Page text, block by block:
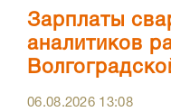
Зарплаты
аналитиков
06.08.2026 13:08